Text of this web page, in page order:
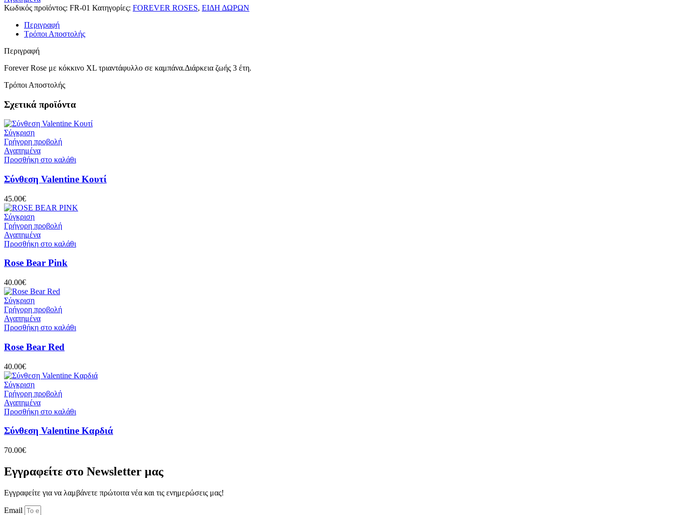
Κωδικός προϊόντος: FR-01 Κατηγορίες: FOREVER ROSES, ΕΙΔΗ ΔΩΡΩΝ
Περιγραφή
Τρόποι Αποστολής
Περιγραφή
Forever Rose με κόκκινο XL τριαντάφυλλο σε καμπάνα.Διάρκεια ζωής 3 έτη.
Τρόποι Αποστολής
Σχετικά προϊόντα
Σύγκριση
Γρήγορη προβολή
Αγαπημένα
Προσθήκη στο καλάθι
Σύνθεση Valentine Κουτί
45.00€
Σύγκριση
Γρήγορη προβολή
Αγαπημένα
Προσθήκη στο καλάθι
Rose Bear Pink
40.00€
Σύγκριση
Γρήγορη προβολή
Αγαπημένα
Προσθήκη στο καλάθι
Rose Bear Red
40.00€
Σύγκριση
Γρήγορη προβολή
Αγαπημένα
Προσθήκη στο καλάθι
Σύνθεση Valentine Kαρδιά
70.00€
Εγγραφείτε στο Newsletter μας
Εγγραφείτε για να λαμβάνετε πρώτοιτα νέα και τις ενημερώσεις μας!
Email